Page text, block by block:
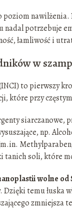
poziom nawilżenia.
nadal potrzebuje
łamliwość i
w
to pierwszy
które przy
siarczanowe,
np.
tanich soli, które
wolne od
Dzięki temu łuska
zmniejsza